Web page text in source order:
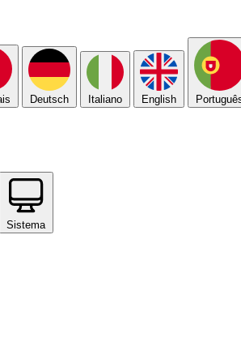
Deutsch Italiano English
Sistema